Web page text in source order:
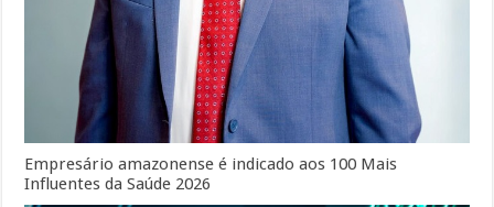
Empresário amazonense é indicado aos 100 Mais
Influentes da Saúde 2026